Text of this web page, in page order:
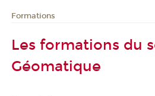
Formations
Les formations du
Géomatique